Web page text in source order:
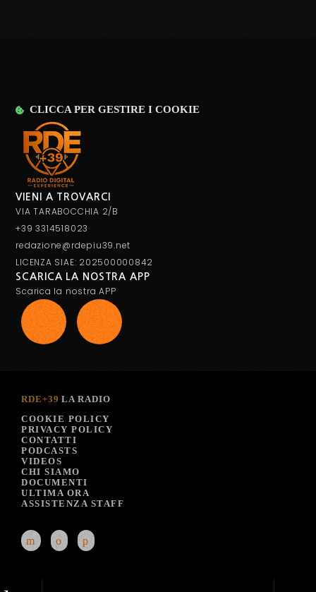
CLICCA PER GESTIRE I COOKIE
VIENI A TROVARCI
VIA TARABOCCHIA 2/B
+39 3314518023
redazione@rdepiu39.net
LICENZA SIAE: 202500000842
SCARICA LA NOSTRA APP
Scarica la nostra APP
RDE+39LA RADIO
COOKIE POLICY
PRIVACY POLICY
CONTATTI
PODCASTS
VIDEOS
CHI SIAMO
DOCUMENTI
ULTIMA ORA
ASSISTENZA STAFF